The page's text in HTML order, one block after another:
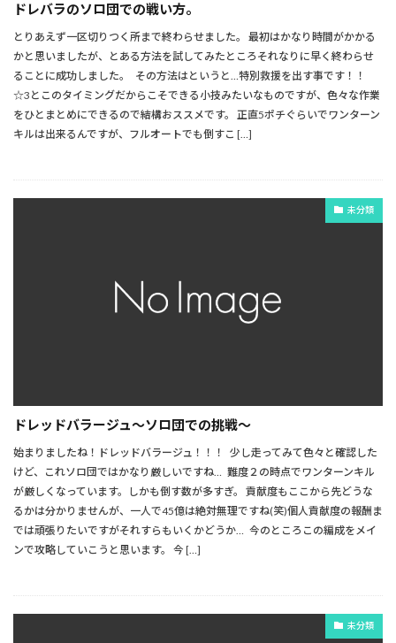
ドレバラのソロ団での戦い方。
とりあえず一区切りつく所まで終わらせました。 最初はかなり時間がかかる
かと思いましたが、とある方法を試してみたところそれなりに早く終わらせ
ることに成功しました。 その方法はというと…特別救援を出す事です！！
☆3とこのタイミングだからこそできる小技みたいなものですが、色々な作業
をひとまとめにできるので結構おススメです。 正直5ポチぐらいでワンターン
キルは出来るんですが、フルオートでも倒すこ […]
未分類
ドレッドバラージュ～ソロ団での挑戦～
始まりましたね！ドレッドバラージュ！！！ 少し走ってみて色々と確認した
けど、これソロ団ではかなり厳しいですね… 難度２の時点でワンターンキル
が厳しくなっています。しかも倒す数が多すぎ。 貢献度もここから先どうな
るかは分かりませんが、一人で45億は絶対無理ですね(笑)個人貢献度の報酬ま
では頑張りたいですがそれすらもいくかどうか… 今のところこの編成をメイ
ンで攻略していこうと思います。 今 […]
未分類